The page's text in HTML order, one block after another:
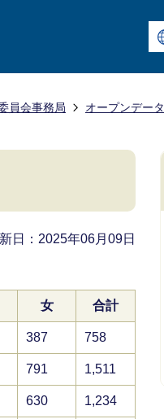
員会事務局 オープンデータ
日：2025年06月09日
女 合計
387 758
791 1,511
630 1,234